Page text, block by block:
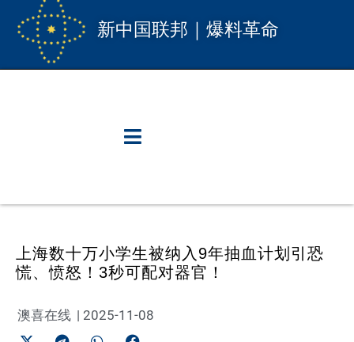
新中国联邦｜爆料革命
上海数十万小学生被纳入9年抽血计划引恐
慌、愤怒！3秒可配对器官！
澳喜在线 | 2025-11-08